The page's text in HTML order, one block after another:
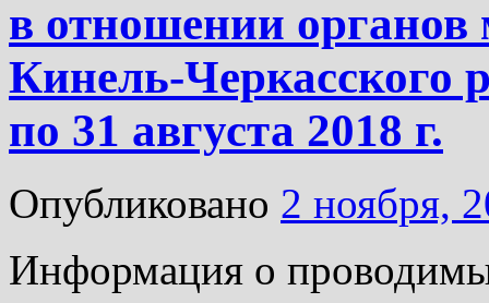
в отношении органов
Кинель-Черкасского
по 31 августа 2018 г.
Опубликовано 2 ноября,
Информация о